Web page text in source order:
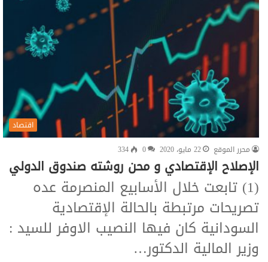
اقتصاد
محرر الموقع
22 مايو، 2020 0
334
الإصلاح الإقتصادي و محن روشته صندوق الدولي
(1) تابعت خلال الأسابيع المنصرمة عده
تصريحات مرتبطة بالحالة الإقتصادية
السودانية كان فيها النصيب الاوفر للسيد :
وزير المالية الدكتور…